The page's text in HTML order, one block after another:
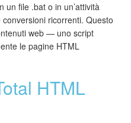
un file .bat o in un’attività
ricorrenti. Questo
web — uno script
le pagine HTML
HTML